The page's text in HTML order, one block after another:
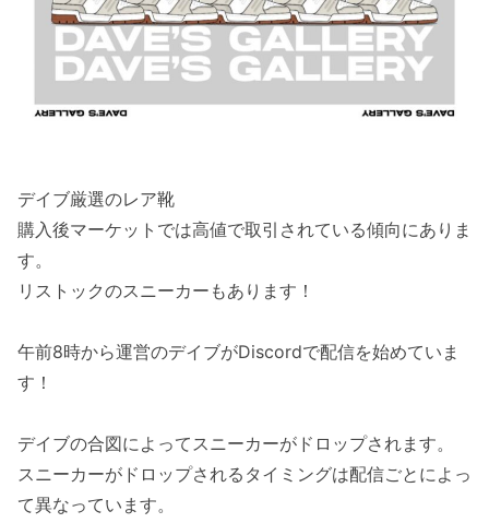
デイブ厳選のレア靴
購入後マーケットでは高値で取引されている傾向にありま
す。
リストックのスニーカーもあります！
午前8時から運営のデイブがDiscordで配信を始めていま
す！
デイブの合図によってスニーカーがドロップされます。
スニーカーがドロップされるタイミングは配信ごとによっ
て異なっています。